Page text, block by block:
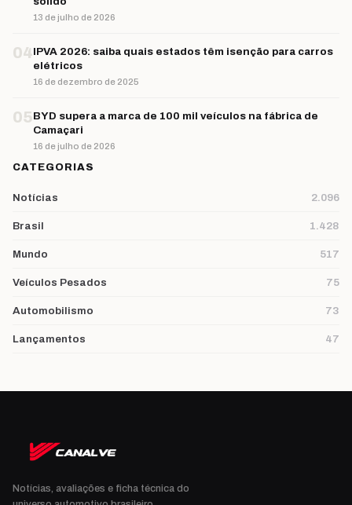
13 de julho de 2026
04IPVA 2026: saiba quais estados têm isenção para carros
elétricos
16 de dezembro de 2025
05BYD supera a marca de 100 mil veículos na fábrica de
Camaçari
16 de julho de 2026
CATEGORIAS
Notícias 2.096
Brasil 1.428
Mundo 517
Veículos Pesados 75
Automobilismo 73
Lançamentos 47
Notícias, avaliações e ficha técnica do